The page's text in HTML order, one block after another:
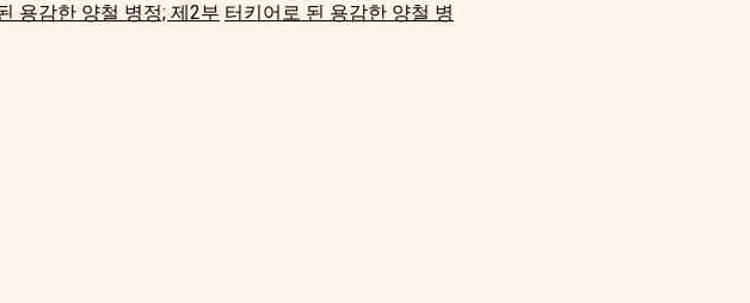
용감한 양철 병정; 제2부 터키어로 된 용감한 양철 병